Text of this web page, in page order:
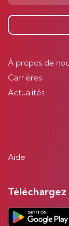
À propos de
Carrières
Actualités
Aide